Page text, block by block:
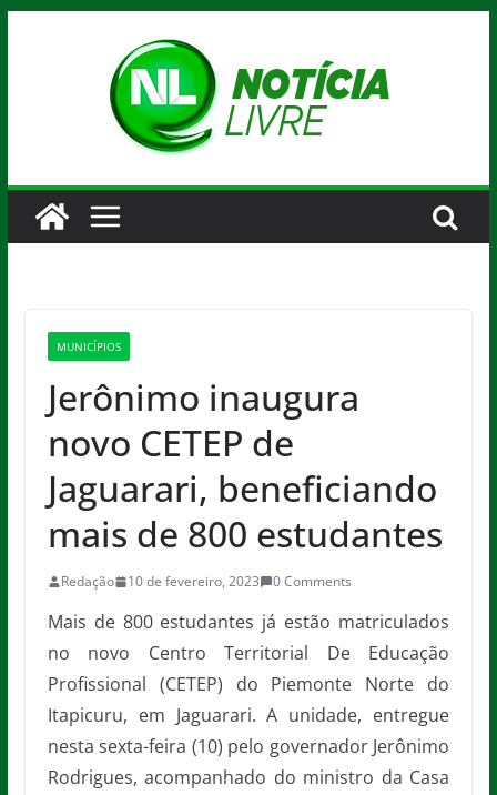
MUNICÍPIOS
Jerônimo inaugura
novo CETEP de
Jaguarari, beneficiando
mais de 800 estudantes
Redação 10 de fevereiro, 2023 0 Comments
Mais de 800 estudantes já estão matriculados
no novo Centro Territorial De Educação
Profissional (CETEP) do Piemonte Norte do
Itapicuru, em Jaguarari. A unidade, entregue
nesta sexta-feira (10) pelo governador Jerônimo
Rodrigues, acompanhado do ministro da Casa